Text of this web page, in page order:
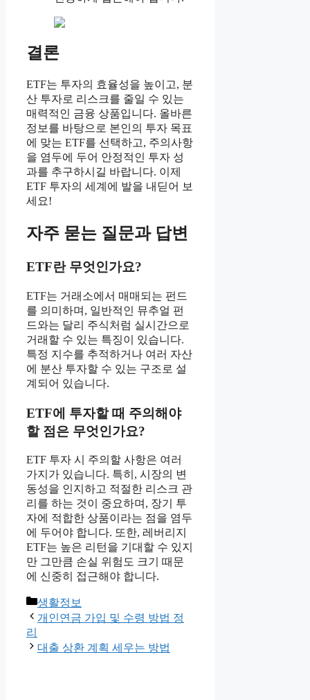
결론
ETF는 투자의 효율성을 높이고, 분
산 투자로 리스크를 줄일 수 있는
매력적인 금융 상품입니다. 올바른
정보를 바탕으로 본인의 투자 목표
에 맞는 ETF를 선택하고, 주의사항
을 염두에 두어 안정적인 투자 성
과를 추구하시길 바랍니다. 이제
ETF 투자의 세계에 발을 내딛어 보
세요!
자주 묻는 질문과 답변
ETF란 무엇인가요?
ETF는 거래소에서 매매되는 펀드
를 의미하며, 일반적인 뮤추얼 펀
드와는 달리 주식처럼 실시간으로
거래할 수 있는 특징이 있습니다.
특정 지수를 추적하거나 여러 자산
에 분산 투자할 수 있는 구조로 설
계되어 있습니다.
ETF에 투자할 때 주의해야
할 점은 무엇인가요?
ETF 투자 시 주의할 사항은 여러
가지가 있습니다. 특히, 시장의 변
동성을 인지하고 적절한 리스크 관
리를 하는 것이 중요하며, 장기 투
자에 적합한 상품이라는 점을 염두
에 두어야 합니다. 또한, 레버리지
ETF는 높은 리턴을 기대할 수 있지
만 그만큼 손실 위험도 크기 때문
에 신중히 접근해야 합니다.
Categories
생활정보
개인연금 가입 및 수령 방법 정
리
대출 상환 계획 세우는 방법